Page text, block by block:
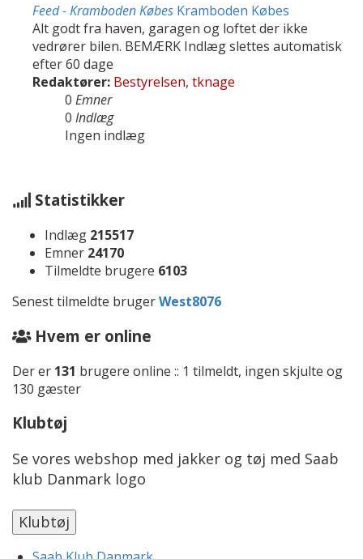
Feed - Kramboden Købes Kramboden Købes
Alt godt fra haven, garagen og loftet der ikke
vedrører bilen. BEMÆRK Indlæg slettes automatisk
efter 60 dage
Redaktører: Bestyrelsen, tknage
0 Emner
0 Indlæg
Ingen indlæg
Statistikker
Indlæg 215517
Emner 24170
Tilmeldte brugere 6103
Senest tilmeldte brugerWest8076
Hvem er online
Der er 131 brugere online :: 1 tilmeldt, ingen skjulte og
130 gæster
Klubtøj
Se vores webshop med jakker og tøj med Saab
klub Danmark logo